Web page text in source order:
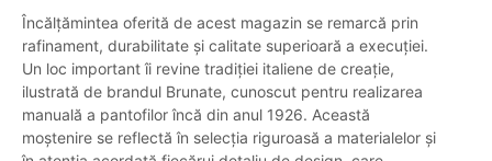
Încălțămintea oferită de acest magazin se remarcă prin
rafinament, durabilitate și calitate superioară a execuției.
Un loc important îi revine tradiției italiene de creație,
ilustrată de brandul Brunate, cunoscut pentru realizarea
manuală a pantofilor încă din anul 1926. Această
moștenire se reflectă în selecția riguroasă a materialelor și